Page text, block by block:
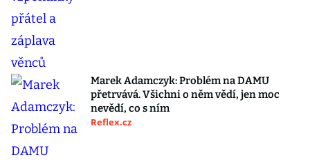
Marek Adamczyk: Problém na DAMU
přetrvává. Všichni o něm vědí, jen moc
nevědí, co s ním
Reflex.cz